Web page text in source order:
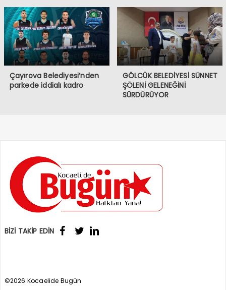
Çayırova Belediyesi’nden
parkede iddialı kadro
GÖLCÜK BELEDİYESİ SÜNNET
ŞÖLENİ GELENEĞİNİ
SÜRDÜRÜYOR
BİZİ TAKİP EDİN
©2026 Kocaelide Bugün